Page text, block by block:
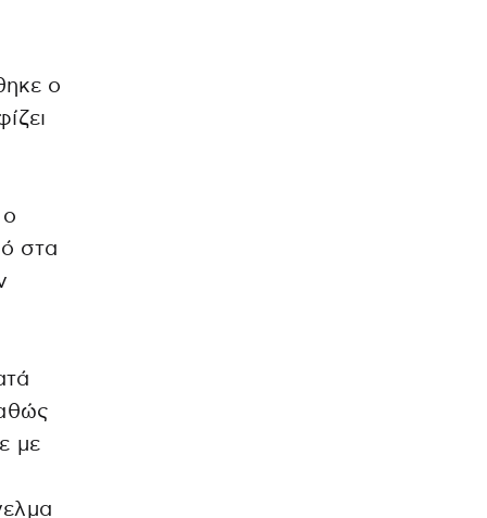
ο
στα
με